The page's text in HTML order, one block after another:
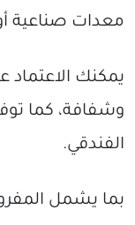
معدات صناعية
يمكنك الاعتماد
وشفافة، كما
الفندقي.
بما يشمل